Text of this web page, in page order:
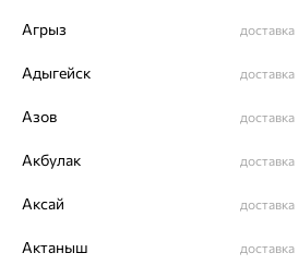
Агрыз доставка
Адыгейск доставка
Азов доставка
Акбулак доставка
Аксай доставка
Актаныш доставка